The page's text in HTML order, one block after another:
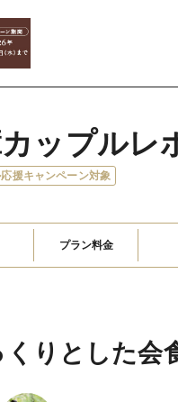
ップルレ
援キャンペーン対象
プラン料金
りとした会